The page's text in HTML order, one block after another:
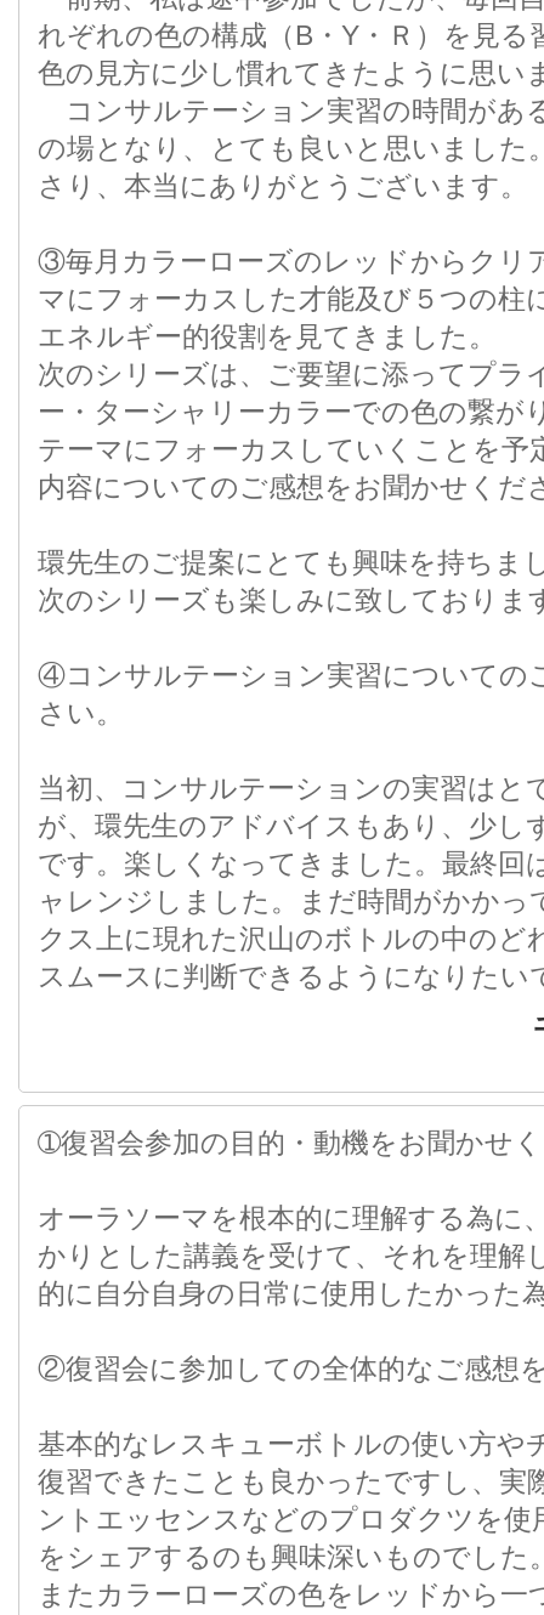
れぞれの色の構成（B・Y・Ｒ）を見る
色の見方に少し慣れてきたように思い
コンサルテーション実習の時間があ
の場となり、とても良いと思いました
さり、本当にありがとうございます。
③毎月カラーローズのレッドからクリ
マにフォーカスした才能及び５つの柱
エネルギー的役割を見てきました。
次のシリーズは、ご要望に添ってプラ
ー・ターシャリーカラーでの色の繋が
テーマにフォーカスしていくことを予
内容についてのご感想をお聞かせくだ
環先生のご提案にとても興味を持ちま
次のシリーズも楽しみに致しておりま
④コンサルテーション実習についての
さい。
当初、コンサルテーションの実習はと
が、環先生のアドバイスもあり、少し
です。楽しくなってきました。最終回
ャレンジしました。まだ時間がかかっ
クス上に現れた沢山のボトルの中のど
スムースに判断できるようになりたい
➀復習会参加の目的・動機をお聞かせ
オーラソーマを根本的に理解する為に
かりとした講義を受けて、それを理解
的に自分自身の日常に使用したかった
②復習会に参加しての全体的なご感想
基本的なレスキューボトルの使い方や
復習できたことも良かったですし、実
ントエッセンスなどのプロダクツを使
をシェアするのも興味深いものでした
またカラーローズの色をレッドから一